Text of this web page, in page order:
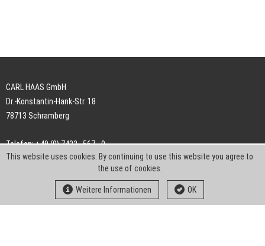
CARL HAAS GmbH
Dr.-Konstantin-Hank-Str. 18
78713 Schramberg
Telefon: +49 (0) 7422 . 567 - 0
Telefax: +49 (0) 7422 . 567 - 239
info-ch@kern-liebers.com
This website uses cookies. By continuing to use this website you agree to
the use of cookies.
Weitere Informationen OK